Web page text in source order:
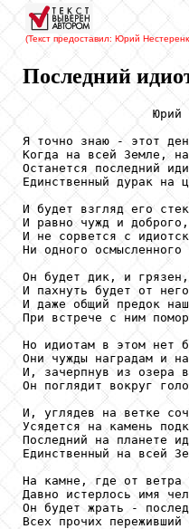
(Текст предоставил: Юрий
Последний
Юрий
Я точно знаю - этот
Когда на всей Земле,
Останется последний
Единственный дурак на
И будет взгляд его
И равно чужд и
И не сорвется с
Ни одного осмысленного
Он будет дик, и
И пахнуть будет от
И даже общий предок
При встрече с ним
Но идиотам в этом нет
Они чужды наградам и
И, зачерпнув из озера
Он поглядит вокруг
И, углядев на ветке
Усядется на камень
Последний на планете
Единственный на всей
На камне, где от ветра
Давно истерлось имя
Он будет жрать -
Всех прочих переживший